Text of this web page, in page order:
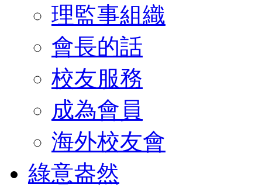
理監事組織
會長的話
校友服務
成為會員
海外校友會
綠意盎然